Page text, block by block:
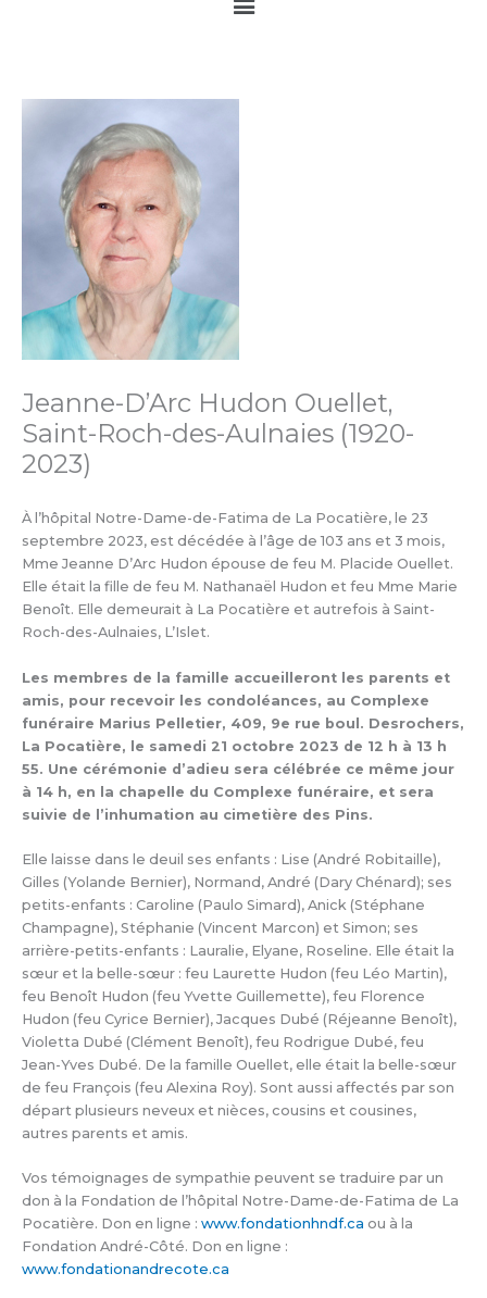
Jeanne-D’Arc Hudon Ouellet,
Saint-Roch-des-Aulnaies (1920-
2023)
À l’hôpital Notre-Dame-de-Fatima de La Pocatière, le 23
septembre 2023, est décédée à l’âge de 103 ans et 3 mois,
Mme Jeanne D’Arc Hudon épouse de feu M. Placide Ouellet.
Elle était la fille de feu M. Nathanaël Hudon et feu Mme Marie
Benoît. Elle demeurait à La Pocatière et autrefois à Saint-
Roch-des-Aulnaies, L’Islet.
Les membres de la famille accueilleront les parents et
amis, pour recevoir les condoléances, au Complexe
funéraire Marius Pelletier, 409, 9e rue boul. Desrochers,
La Pocatière, le samedi 21 octobre 2023 de 12 h à 13 h
55. Une cérémonie d’adieu sera célébrée ce même jour
à 14 h, en la chapelle du Complexe funéraire, et sera
suivie de l’inhumation au cimetière des Pins.
Elle laisse dans le deuil ses enfants : Lise (André Robitaille),
Gilles (Yolande Bernier), Normand, André (Dary Chénard); ses
petits-enfants : Caroline (Paulo Simard), Anick (Stéphane
Champagne), Stéphanie (Vincent Marcon) et Simon; ses
arrière-petits-enfants : Lauralie, Elyane, Roseline. Elle était la
sœur et la belle-sœur : feu Laurette Hudon (feu Léo Martin),
feu Benoît Hudon (feu Yvette Guillemette), feu Florence
Hudon (feu Cyrice Bernier), Jacques Dubé (Réjeanne Benoît),
Violetta Dubé (Clément Benoît), feu Rodrigue Dubé, feu
Jean-Yves Dubé. De la famille Ouellet, elle était la belle-sœur
de feu François (feu Alexina Roy). Sont aussi affectés par son
départ plusieurs neveux et nièces, cousins et cousines,
autres parents et amis.
Vos témoignages de sympathie peuvent se traduire par un
don à la Fondation de l’hôpital Notre-Dame-de-Fatima de La
Pocatière. Don en ligne : www.fondationhndf.ca ou à la
Fondation André-Côté. Don en ligne :
www.fondationandrecote.ca